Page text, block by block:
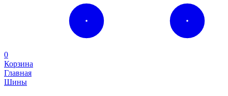
0
Корзина
Главная
Шины